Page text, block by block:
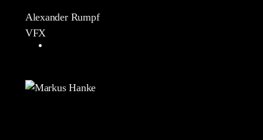
Alexander Rumpf
VFX